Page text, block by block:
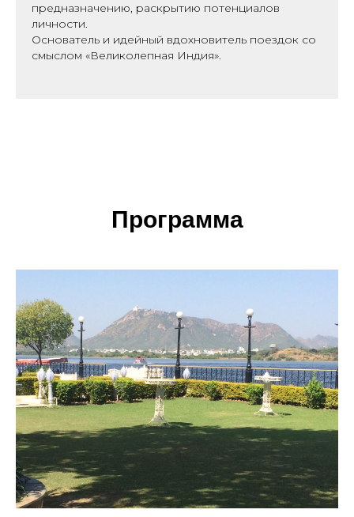
предназначению, раскрытию потенциалов
личности.
Основатель и идейный вдохновитель поездок со
смыслом «Великолепная Индия».
Программа